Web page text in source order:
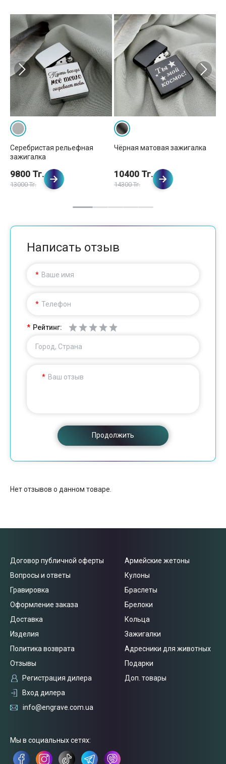
Серебристая рельефная
зажигалка
9800 Тг.
13000 Тг.
Чёрная матовая зажигалка
10400 Тг.
14300 Тг.
Написать отзыв
Ваше имя
Телефон
Рейтинг:
Город, Страна
Ваш отзыв
Продолжить
Нет отзывов о данном товаре.
Договор публичной оферты
Вопросы и ответы
Гравировка
Оформление заказа
Доставка
Изделия
Политика возврата
Отзывы
Регистрация дилера
Вход дилера
Армейские жетоны
Кулоны
Браслеты
Брелоки
Кольца
Зажигалки
Адресники для животных
Подарки
Доп. товары
info@engrave.com.ua
Мы в социальных сетях: